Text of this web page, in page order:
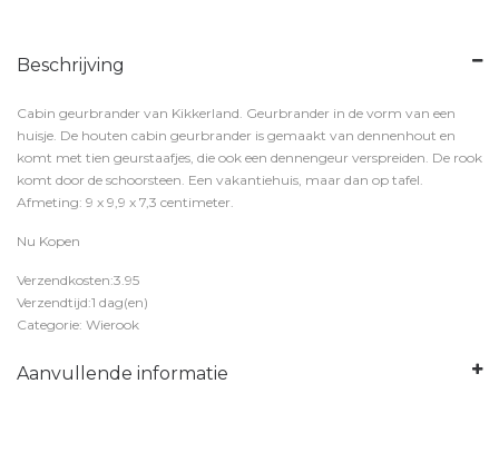
Beschrijving
Cabin geurbrander van Kikkerland. Geurbrander in de vorm van een
huisje. De houten cabin geurbrander is gemaakt van dennenhout en
komt met tien geurstaafjes, die ook een dennengeur verspreiden. De rook
komt door de schoorsteen. Een vakantiehuis, maar dan op tafel.
Afmeting: 9 x 9,9 x 7,3 centimeter.
Nu Kopen
Verzendkosten:3.95
Verzendtijd:1 dag(en)
Categorie: Wierook
Aanvullende informatie